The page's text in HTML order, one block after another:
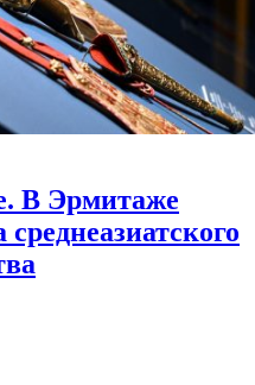
В Эрмитаже